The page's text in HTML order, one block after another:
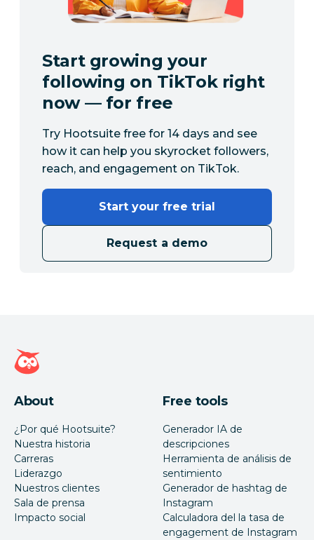
Start growing your
following on TikTok right
now — for free
Try Hootsuite free for 14 days and see
how it can help you skyrocket followers,
reach, and engagement on TikTok.
Start your free trial
Request a demo
Página de inicio de Hootsuite
About
¿Por qué Hootsuite?
Nuestra historia
Carreras
Liderazgo
Nuestros clientes
Sala de prensa
Impacto social
Free tools
Generador IA de
descripciones
Herramienta de análisis de
sentimiento
Generador de hashtag de
Instagram
Calculadora del la tasa de
engagement de Instagram